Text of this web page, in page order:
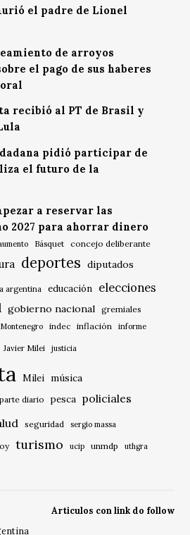
el padre de Lionel
de arroyos
el pago de sus haberes
recibió al PT de Brasil y
pidió participar de
el futuro de la
a reservar las
2027 para ahorrar dinero
Básquet concejo deliberante
deportes diputados
argentina educación elecciones
gobierno nacional gremiales
indec inflación informe
Javier Milei justicia
Milei música
parte diario pesca policiales
seguridad sergio massa
turismo ucip unmdp
uthgra
Articulos con link do follow